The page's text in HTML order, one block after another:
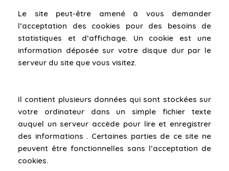
Le site peut-être amené à vous demander
l’acceptation des cookies pour des besoins de
statistiques et d’affichage. Un cookie est une
information déposée sur votre disque dur par le
serveur du site que vous visitez.
Il contient plusieurs données qui sont stockées sur
votre ordinateur dans un simple fichier texte
auquel un serveur accède pour lire et enregistrer
des informations . Certaines parties de ce site ne
peuvent être fonctionnelles sans l’acceptation de
cookies.